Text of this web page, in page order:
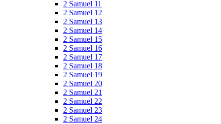
2 Samuel 11
2 Samuel 12
2 Samuel 13
2 Samuel 14
2 Samuel 15
2 Samuel 16
2 Samuel 17
2 Samuel 18
2 Samuel 19
2 Samuel 20
2 Samuel 21
2 Samuel 22
2 Samuel 23
2 Samuel 24